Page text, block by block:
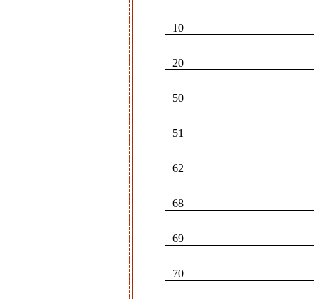
10
20
50
51
62
68
69
70